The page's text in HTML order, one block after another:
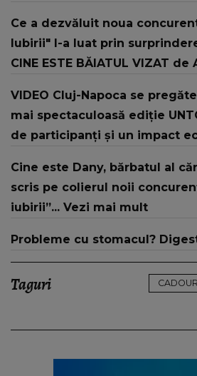
Ce a dezvăluit noua
Iubirii" l-a luat prin
CINE ESTE BĂIATUL VIZAT de
RECUNOSCUT IMEDIAT: "Am
VIDEO Cluj-Napoca se
mai spectaculoasă ediție
de participanți și un impact
Cine este Dany, bărbatul al
scris pe colierul noii
iubirii”... Vezi mai mult
Probleme cu stomacul?
Taguri